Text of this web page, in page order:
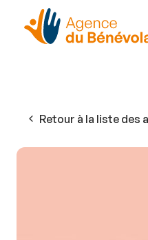
Retour à la liste des